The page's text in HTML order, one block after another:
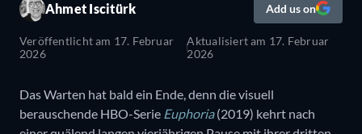
Ahmet Iscitürk Add us on
Veröffentlicht am 17. Februar
2026
Aktualisiert am 17. Februar
2026
Das Warten hat bald ein Ende, denn die visuell
berauschende HBO-Serie Euphoria(2019) kehrt nach